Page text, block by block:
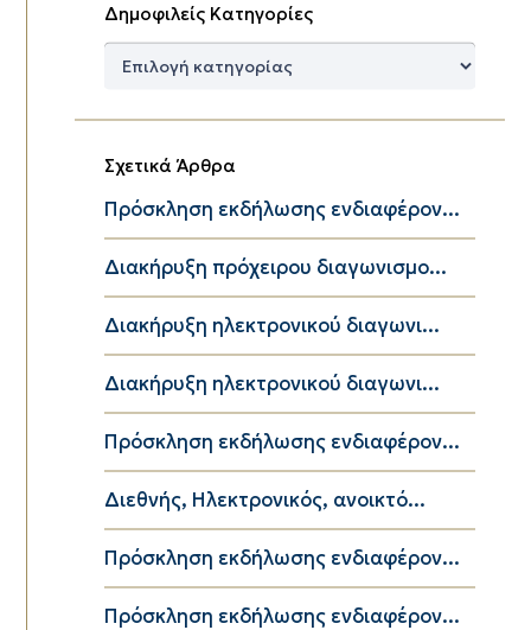
Δημοφιλείς Κατηγορίες
Δημοφιλείς
Σχετικά Άρθρα
Πρόσκληση εκδήλωσης ενδιαφέρον...
Διακήρυξη πρόχειρου διαγωνισμο...
Διακήρυξη ηλεκτρονικού διαγωνι...
Διακήρυξη ηλεκτρονικού διαγωνι...
Πρόσκληση εκδήλωσης ενδιαφέρον...
Διεθνής, Ηλεκτρονικός, ανοικτό...
Πρόσκληση εκδήλωσης ενδιαφέρον...
Πρόσκληση εκδήλωσης ενδιαφέρον...